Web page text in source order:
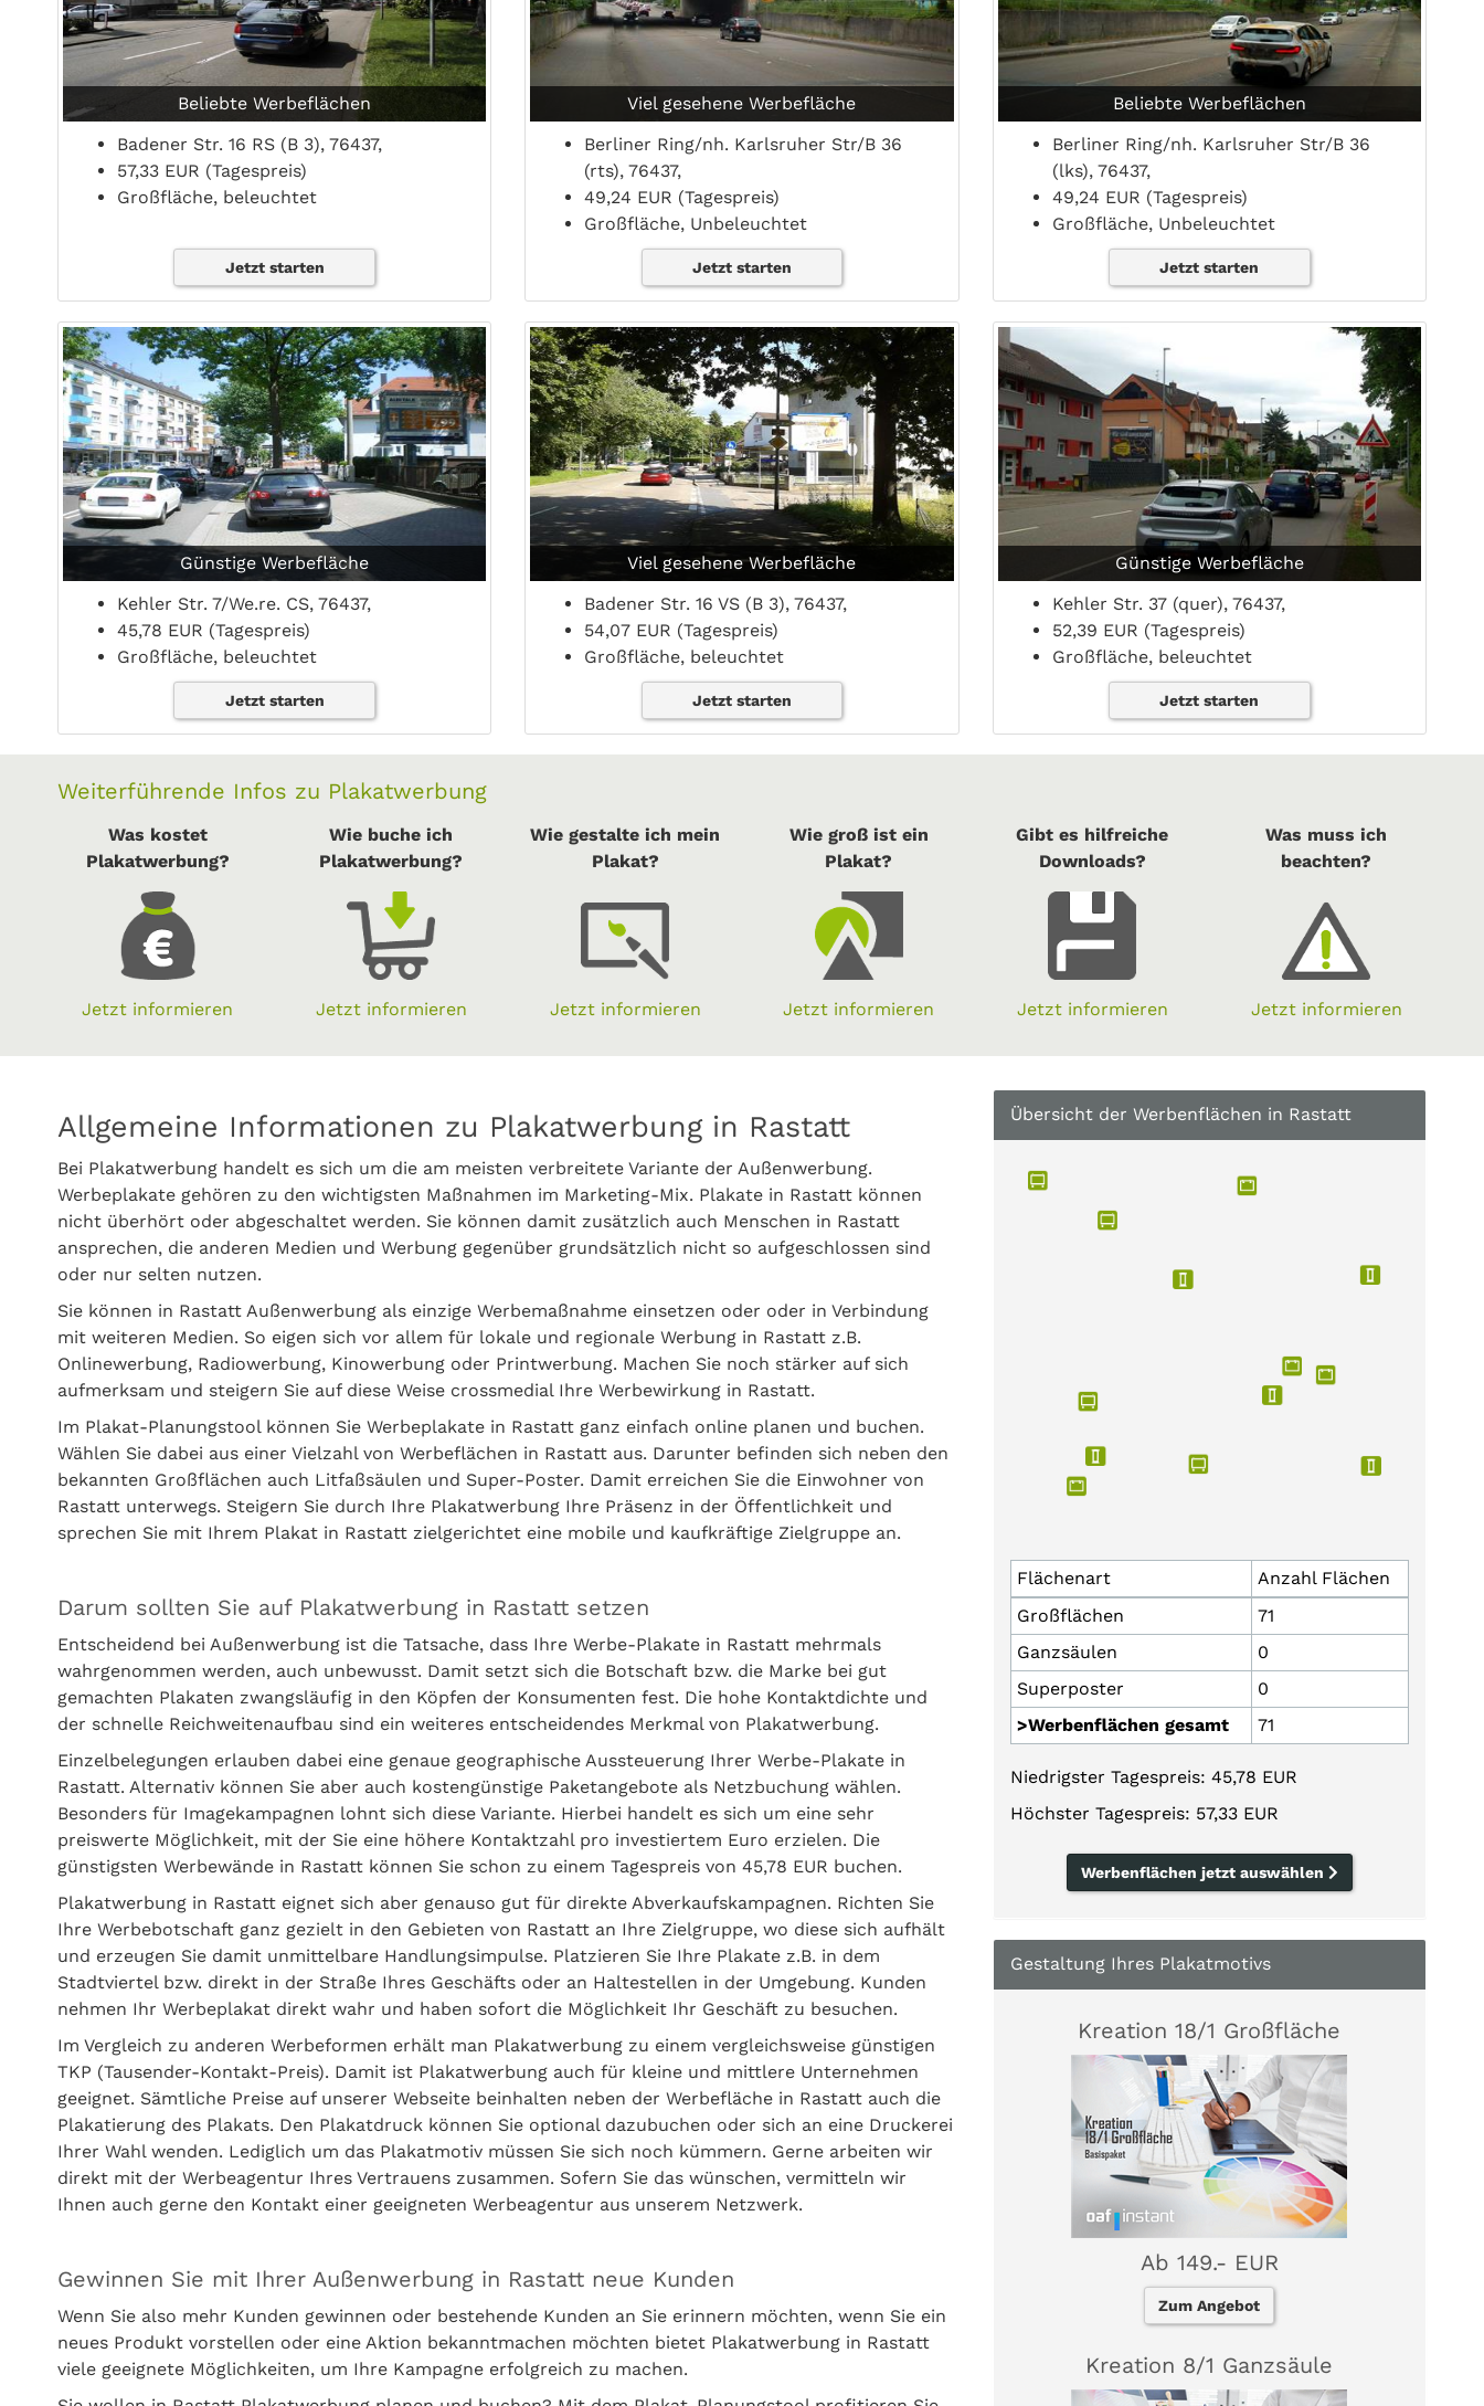
Beliebte Werbeflächen
Badener Str. 16 RS (B 3), 76437,
57,33 EUR (Tagespreis)
Großfläche, beleuchtet
Jetzt starten
Viel gesehene Werbefläche
Berliner Ring/nh. Karlsruher Str/B 36
(rts), 76437,
49,24 EUR (Tagespreis)
Großfläche, Unbeleuchtet
Jetzt starten
Beliebte Werbeflächen
Berliner Ring/nh. Karlsruher Str/B 36
(lks), 76437,
49,24 EUR (Tagespreis)
Großfläche, Unbeleuchtet
Jetzt starten
Günstige Werbefläche
Kehler Str. 7/We.re. CS, 76437,
45,78 EUR (Tagespreis)
Großfläche, beleuchtet
Jetzt starten
Viel gesehene Werbefläche
Badener Str. 16 VS (B 3), 76437,
54,07 EUR (Tagespreis)
Großfläche, beleuchtet
Jetzt starten
Günstige Werbefläche
Kehler Str. 37 (quer), 76437,
52,39 EUR (Tagespreis)
Großfläche, beleuchtet
Jetzt starten
Weiterführende Infos zu Plakatwerbung
Was kostet
Plakatwerbung?
Jetzt informieren
Wie buche ich
Plakatwerbung?
Jetzt informieren
Wie gestalte ich mein
Plakat?
Jetzt informieren
Wie groß ist ein
Plakat?
Jetzt informieren
Gibt es hilfreiche
Downloads?
Jetzt informieren
Was muss ich
beachten?
Jetzt informieren
Allgemeine Informationen zu Plakatwerbung in Rastatt
Bei Plakatwerbung handelt es sich um die am meisten verbreitete Variante der Außenwerbung.
Werbeplakate gehören zu den wichtigsten Maßnahmen im Marketing-Mix. Plakate in Rastatt können
nicht überhört oder abgeschaltet werden. Sie können damit zusätzlich auch Menschen in Rastatt
ansprechen, die anderen Medien und Werbung gegenüber grundsätzlich nicht so aufgeschlossen sind
oder nur selten nutzen.
Sie können in Rastatt Außenwerbung als einzige Werbemaßnahme einsetzen oder oder in Verbindung
mit weiteren Medien. So eigen sich vor allem für lokale und regionale Werbung in Rastatt z.B.
Onlinewerbung, Radiowerbung, Kinowerbung oder Printwerbung. Machen Sie noch stärker auf sich
aufmerksam und steigern Sie auf diese Weise crossmedial Ihre Werbewirkung in Rastatt.
Im Plakat-Planungstool können Sie Werbeplakate in Rastatt ganz einfach online planen und buchen.
Wählen Sie dabei aus einer Vielzahl von Werbeflächen in Rastatt aus. Darunter befinden sich neben den
bekannten Großflächen auch Litfaßsäulen und Super-Poster. Damit erreichen Sie die Einwohner von
Rastatt unterwegs. Steigern Sie durch Ihre Plakatwerbung Ihre Präsenz in der Öffentlichkeit und
sprechen Sie mit Ihrem Plakat in Rastatt zielgerichtet eine mobile und kaufkräftige Zielgruppe an.
Darum sollten Sie auf Plakatwerbung in Rastatt setzen
Entscheidend bei Außenwerbung ist die Tatsache, dass Ihre Werbe-Plakate in Rastatt mehrmals
wahrgenommen werden, auch unbewusst. Damit setzt sich die Botschaft bzw. die Marke bei gut
gemachten Plakaten zwangsläufig in den Köpfen der Konsumenten fest. Die hohe Kontaktdichte und
der schnelle Reichweitenaufbau sind ein weiteres entscheidendes Merkmal von Plakatwerbung.
Einzelbelegungen erlauben dabei eine genaue geographische Aussteuerung Ihrer Werbe-Plakate in
Rastatt. Alternativ können Sie aber auch kostengünstige Paketangebote als Netzbuchung wählen.
Besonders für Imagekampagnen lohnt sich diese Variante. Hierbei handelt es sich um eine sehr
preiswerte Möglichkeit, mit der Sie eine höhere Kontaktzahl pro investiertem Euro erzielen. Die
günstigsten Werbewände in Rastatt können Sie schon zu einem Tagespreis von 45,78 EUR buchen.
Plakatwerbung in Rastatt eignet sich aber genauso gut für direkte Abverkaufskampagnen. Richten Sie
Ihre Werbebotschaft ganz gezielt in den Gebieten von Rastatt an Ihre Zielgruppe, wo diese sich aufhält
und erzeugen Sie damit unmittelbare Handlungsimpulse. Platzieren Sie Ihre Plakate z.B. in dem
Stadtviertel bzw. direkt in der Straße Ihres Geschäfts oder an Haltestellen in der Umgebung. Kunden
nehmen Ihr Werbeplakat direkt wahr und haben sofort die Möglichkeit Ihr Geschäft zu besuchen.
Im Vergleich zu anderen Werbeformen erhält man Plakatwerbung zu einem vergleichsweise günstigen
TKP (Tausender-Kontakt-Preis). Damit ist Plakatwerbung auch für kleine und mittlere Unternehmen
geeignet. Sämtliche Preise auf unserer Webseite beinhalten neben der Werbefläche in Rastatt auch die
Plakatierung des Plakats. Den Plakatdruck können Sie optional dazubuchen oder sich an eine Druckerei
Ihrer Wahl wenden. Lediglich um das Plakatmotiv müssen Sie sich noch kümmern. Gerne arbeiten wir
direkt mit der Werbeagentur Ihres Vertrauens zusammen. Sofern Sie das wünschen, vermitteln wir
Ihnen auch gerne den Kontakt einer geeigneten Werbeagentur aus unserem Netzwerk.
Gewinnen Sie mit Ihrer Außenwerbung in Rastatt neue Kunden
Wenn Sie also mehr Kunden gewinnen oder bestehende Kunden an Sie erinnern möchten, wenn Sie ein
neues Produkt vorstellen oder eine Aktion bekanntmachen möchten bietet Plakatwerbung in Rastatt
viele geeignete Möglichkeiten, um Ihre Kampagne erfolgreich zu machen.
Übersicht der Werbenflächen in Rastatt
Flächenart
Anzahl Flächen
Großflächen
71
Ganzsäulen
0
Superposter
0
>Werbenflächen gesamt
71
Niedrigster Tagespreis: 45,78 EUR
Höchster Tagespreis: 57,33 EUR
Werbenflächen jetzt auswählen
Gestaltung Ihres Plakatmotivs
Kreation 18/1 Großfläche
Ab 149.- EUR
Zum Angebot
Kreation 8/1 Ganzsäule